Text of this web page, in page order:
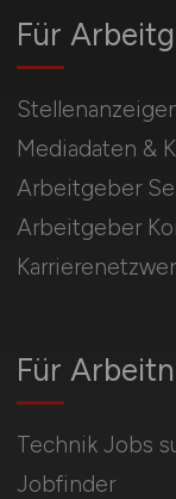
Für
Technik Jobs
Jobfinder
Für
Mediadaten &
Arbeitgeber
Arbeitgeber